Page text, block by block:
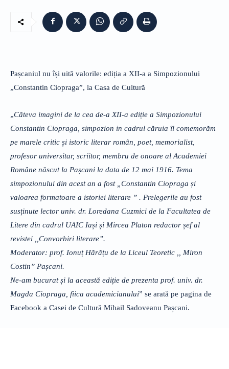
Pașcaniul nu își uită valorile: ediția a XII-a a Simpozionului
„Constantin Ciopraga”, la Casa de Cultură
„Câteva imagini de la cea de-a XII-a ediție a Simpozionului
Constantin Ciopraga, simpozion in cadrul căruia îl comemorăm
pe marele critic și istoric literar român, poet, memorialist,
profesor universitar, scriitor, membru de onoare al Academiei
Române născut la Pașcani la data de 12 mai 1916. Tema
simpozionului din acest an a fost „Constantin Ciopraga și
valoarea formatoare a istoriei literare ” . Prelegerile au fost
susținute lector univ. dr. Loredana Cuzmici de la Facultatea de
Litere din cadrul UAIC Iași și Mircea Platon redactor șef al
revistei ,,Convorbiri literare”.
Moderator: prof. Ionuț Hărățu de la Liceul Teoretic ,, Miron
Costin” Pașcani.
Ne-am bucurat și la această ediție de prezenta prof. univ. dr.
Magda Ciopraga, fiica academicianului” se arată pe pagina de
Facebook a Casei de Cultură Mihail Sadoveanu Pașcani.